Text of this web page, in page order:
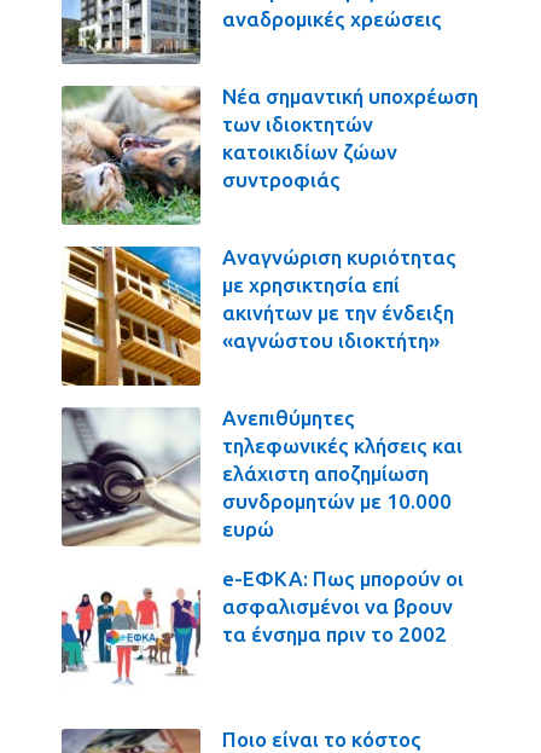
αναδρομικές χρεώσεις
Νέα σημαντική υποχρέωση
των ιδιοκτητών
κατοικιδίων ζώων
συντροφιάς
Αναγνώριση κυριότητας
με χρησικτησία επί
ακινήτων με την ένδειξη
«αγνώστου ιδιοκτήτη»
Ανεπιθύμητες
τηλεφωνικές κλήσεις και
ελάχιστη αποζημίωση
συνδρομητών με 10.000
ευρώ
e-ΕΦΚΑ: Πως μπορούν οι
ασφαλισμένοι να βρουν
τα ένσημα πριν το 2002
Ποιο είναι το κόστος